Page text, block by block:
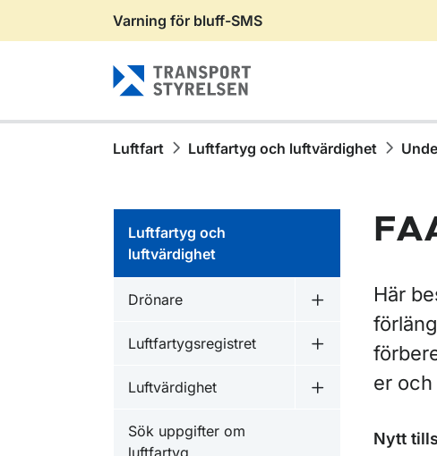
Gå till sidans innehåll
Varning för bluff-SMS
Luftfart Luftfartyg och luftvärdighet
Luftfartyg och
luftvärdighet
Drönare
Undermeny för
Luftfartygsregistret
Undermeny för
Luftvärdighet
Undermeny för
Sök uppgifter om
luftfartyg
Här
er och
Nytt